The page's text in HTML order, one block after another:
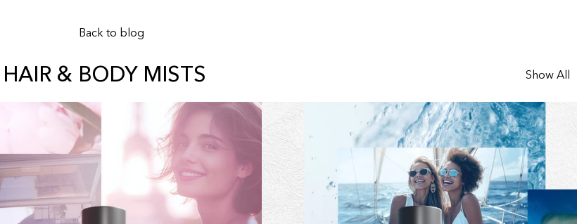
Back to blog
HAIR & BODY MISTS Show All